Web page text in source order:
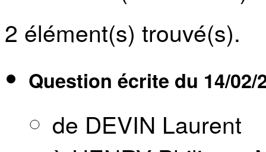
2 élément(s) trouvé(s).
Question écrite du 14/02/
de DEVIN Laurent